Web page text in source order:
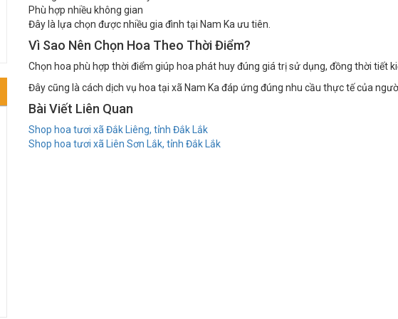
Phù hợp nhiều không gian
Đây là lựa chọn được nhiều gia đình tại Nam Ka ưu tiên.
Vì Sao Nên Chọn Hoa Theo Thời Điểm?
Chọn hoa phù hợp thời điểm giúp hoa phát huy đúng giá trị sử dụng, đồng thời tiết
Đây cũng là cách dịch vụ hoa tại xã Nam Ka đáp ứng đúng nhu cầu thực tế của
Bài Viết Liên Quan
Shop hoa tươi xã Đắk Liêng, tỉnh Đắk Lắk
Shop hoa tươi xã Liên Sơn Lắk, tỉnh Đắk Lắk